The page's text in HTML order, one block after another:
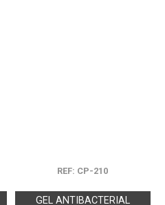
REF: CP-210
GEL ANTIBACTERIAL